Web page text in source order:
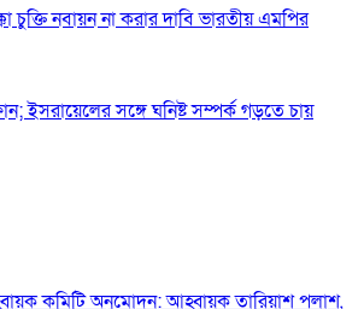
চুক্তি নবায়ন না করার দাবি ভারতীয় এমপির
ইসরায়েলের সঙ্গে ঘনিষ্ট সম্পর্ক গড়তে চায়
কমিটি অনুমোদন: আহ্বায়ক তারিয়াশ পলাশ,